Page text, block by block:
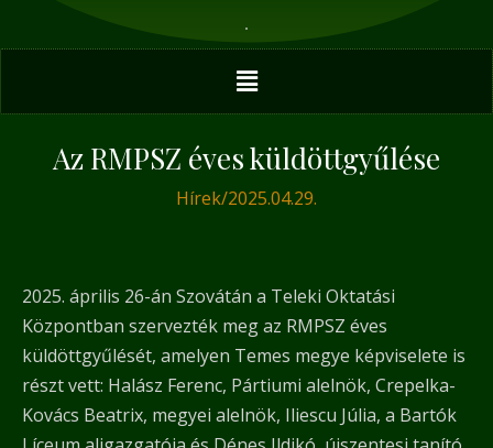
Menu
Az RMPSZ éves küldöttgyűlése
Hírek/2025.04.29.
2025. április 26-án Szovátán a Teleki Oktatási
Központban szervezték meg az RMPSZ éves
küldöttgyűlését, amelyen Temes megye képviselete is
részt vett: Halász Ferenc, Pártiumi alelnök, Crepelka-
Kovács Beatrix, megyei alelnök, Iliescu Júlia, a Bartók